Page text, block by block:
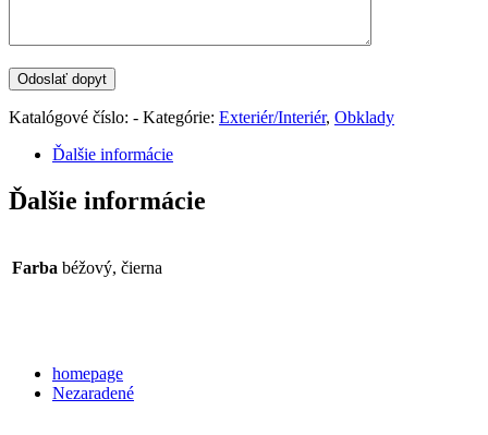
Katalógové číslo: - Kategórie: Exteriér/Interiér, Obklady
Ďalšie informácie
Ďalšie informácie
Farba béžový, čierna
homepage
Nezaradené